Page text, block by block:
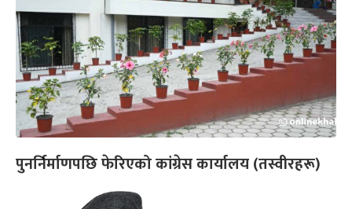
पुनर्निर्माणपछि फेरिएको कांग्रेस कार्यालय (तस्वीरहरू)